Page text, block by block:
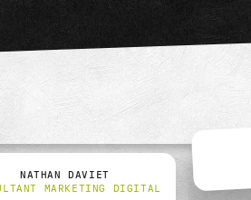
NATHAN DAVIET
MARKETING DIGITAL